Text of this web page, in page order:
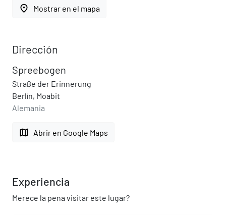
place Mostrar en el mapa
Dirección
Spreebogen
Straße der Erinnerung
Berlín, Moabit
Alemania
map Abrir en Google Maps
Experiencia
Merece la pena visitar este lugar?